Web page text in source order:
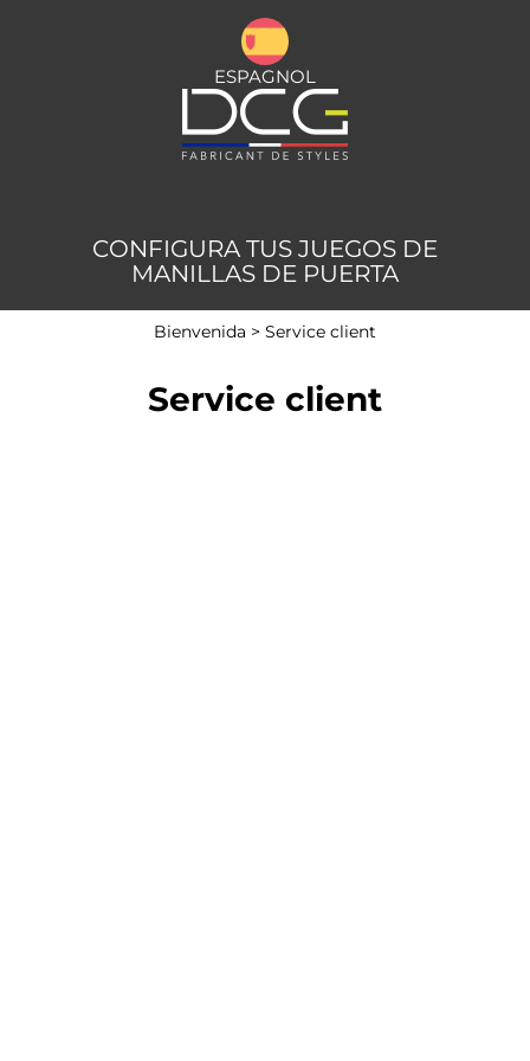
CONFIGURA TUS JUEGOS DE
MANILLAS DE PUERTA
ESPAGNOL
Bienvenida > Service client
Service client